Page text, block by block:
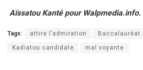
Aïssatou Kanté pour Walpmedia.info.
Tags: attire l’admiration Baccalauréat
Kadiatou candidate mal voyante